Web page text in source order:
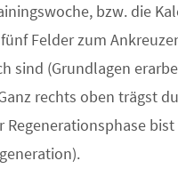
bzw. die
Felder zum
sind (Grundlagen
rechts oben trägst
Regenerationsphase